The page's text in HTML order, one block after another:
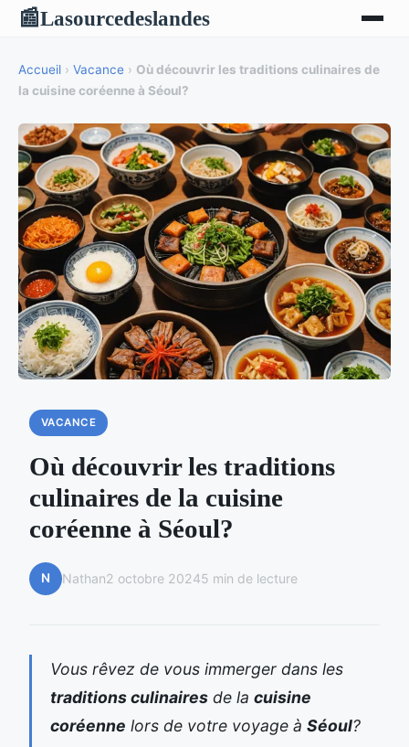
📰Lasourcedeslandes
Accueil › Vacance › Où découvrir les traditions culinaires de
la cuisine coréenne à Séoul?
VACANCE
Où découvrir les traditions
culinaires de la cuisine
coréenne à Séoul?
N Nathan2 octobre 20245 min de lecture
Vous rêvez de vous immerger dans les
traditions culinaires de la cuisine
coréenne lors de votre voyage à Séoul?